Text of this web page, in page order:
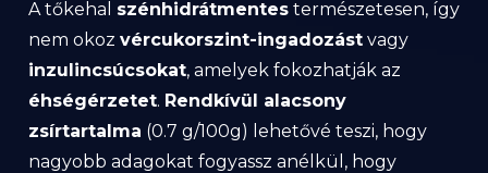
A tőkehal szénhidrátmentes természetesen, így
nem okoz vércukorszint-ingadozást vagy
inzulincsúcsokat, amelyek fokozhatják az
éhségérzetet. Rendkívül alacsony
zsírtartalma (0.7 g/100g) lehetővé teszi, hogy
nagyobb adagokat fogyassz anélkül, hogy